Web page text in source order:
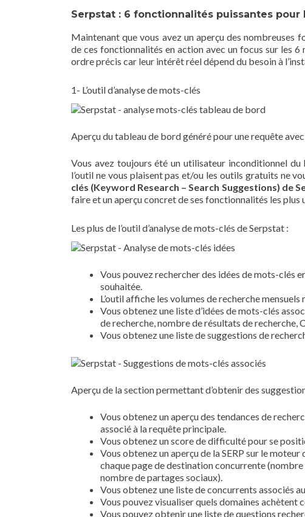
Serpstat : 6 fonctionnalités puissantes pour
Maintenant que vous avez un aperçu des
de ces fonctionnalités en action avec un focus sur les 6
ordre précis car leur intérêt réel dépend du besoin à
1- L’outil d’analyse de mots-clés
Aperçu du tableau de bord généré pour une requête
Vous avez toujours été un utilisateur inconditionnel
l’outil ne vous plaisent pas et/ou les outils gratuits ne
clés (Keyword Research – Search Suggestions) de
faire et un aperçu concret de ses fonctionnalités les plus
Les plus de l’outil d’analyse de mots-clés de Serpstat :
Vous pouvez rechercher des idées de mots-clés
souhaitée.
L’outil affiche les volumes de recherche
Vous obtenez une liste d’idées de mots-clés
de recherche, nombre de résultats de recherche,
Vous obtenez une liste de suggestions de
Aperçu de la section permettant d’obtenir des
Vous obtenez un aperçu des tendances de
associé à la requête principale.
Vous obtenez un score de difficulté pour se
Vous obtenez un aperçu de la SERP sur le
chaque page de destination concurrente
nombre de partages sociaux).
Vous obtenez une liste de concurrents associés
Vous pouvez visualiser quels domaines achètent
Vous pouvez obtenir une liste de questions